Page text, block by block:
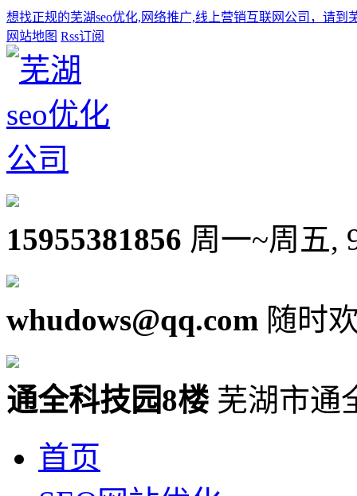
想找正规的芜湖seo优化,网络推广,线上营销互联网公司，请到
网站地图 Rss订阅
15955381856 周一~周五,
whudows@qq.com 随时
通全科技园8楼 芜湖市通
首页